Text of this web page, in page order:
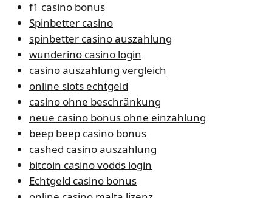
f1 casino bonus
Spinbetter casino
spinbetter casino auszahlung
wunderino casino login
casino auszahlung vergleich
online slots echtgeld
casino ohne beschränkung
neue casino bonus ohne einzahlung
beep beep casino bonus
cashed casino auszahlung
bitcoin casino vodds login
Echtgeld casino bonus